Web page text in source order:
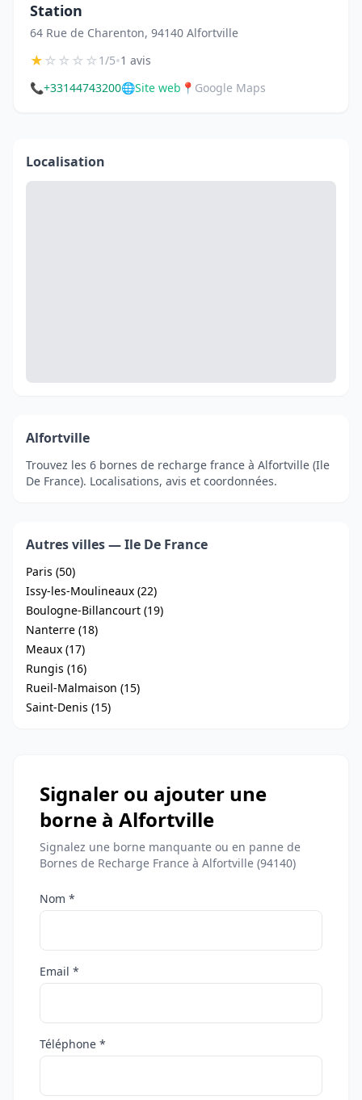
Station
64 Rue de Charenton, 94140 Alfortville
★☆☆☆☆1/5•1 avis
📞+33144743200🌐Site web 📍 Google Maps
Localisation
Alfortville
Trouvez les 6 bornes de recharge france à Alfortville (Ile
De France). Localisations, avis et coordonnées.
Autres villes — Ile De France
Paris (50)
Issy-les-Moulineaux (22)
Boulogne-Billancourt (19)
Nanterre (18)
Meaux (17)
Rungis (16)
Rueil-Malmaison (15)
Saint-Denis (15)
Signaler ou ajouter une
borne à Alfortville
Signalez une borne manquante ou en panne de
Bornes de Recharge France à Alfortville (94140)
Nom *
Email *
Téléphone *